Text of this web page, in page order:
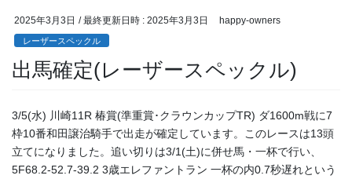
2025年3月3日 / 最終更新日時 : 2025年3月3日 happy-owners
レーザースペックル
出馬確定(レーザースペックル)
3/5(水) 川崎11R 椿賞(準重賞･クラウンカップTR) ダ1600m戦に7
枠10番和田譲治騎手で出走が確定しています。このレースは13頭
立てになりました。追い切りは3/1(土)に併せ馬・一杯で行い、
5F68.2-52.7-39.2 3歳エレファントラン 一杯の内0.7秒遅れという